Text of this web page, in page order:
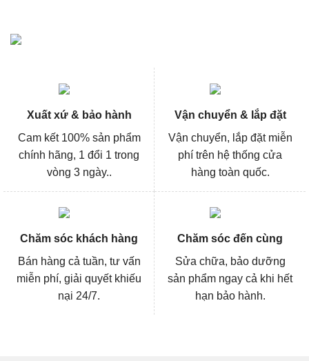
Xuất xứ & bảo hành
Cam kết 100% sản phẩm
chính hãng, 1 đổi 1 trong
vòng 3 ngày..
Vận chuyển & lắp đặt
Vận chuyển, lắp đặt miễn
phí trên hệ thống cửa
hàng toàn quốc.
Chăm sóc khách hàng
Bán hàng cả tuần, tư vấn
miễn phí, giải quyết khiếu
nại 24/7.
Chăm sóc đến cùng
Sửa chữa, bảo dưỡng
sản phẩm ngay cả khi hết
hạn bảo hành.